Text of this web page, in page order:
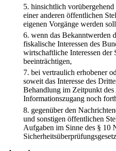
5. hinsichtlich
einer anderen öffentlichen
eigenen Vorgänge werden
6. wenn das Bekanntwerden
fiskalische Interessen des
wirtschaftliche Interessen der
beeinträchtigen,
7. bei vertraulich erhobener
soweit das Interesse des
Behandlung im Zeitpunkt des
Informationszugang noch
8. gegenüber den
und sonstigen öffentlichen
Aufgaben im Sinne des § 10